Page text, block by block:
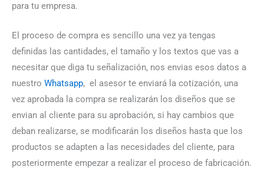
para tu empresa.
El proceso de compra es sencillo una vez ya tengas
definidas las cantidades, el tamaño y los textos que vas a
necesitar que diga tu señalización, nos envias esos datos a
nuestro Whatsapp, el asesor te enviará la cotización, una
vez aprobada la compra se realizarán los diseños que se
envian al cliente para su aprobación, si hay cambios que
deban realizarse, se modificarán los diseños hasta que los
productos se adapten a las necesidades del cliente, para
posteriormente empezar a realizar el proceso de fabricación.